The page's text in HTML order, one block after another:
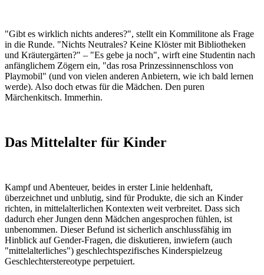
"Gibt es wirklich nichts anderes?", stellt ein Kommilitone als Frage
in die Runde. "Nichts Neutrales? Keine Klöster mit Bibliotheken
und Kräutergärten?" – "Es gebe ja noch", wirft eine Studentin nach
anfänglichem Zögern ein, "das rosa Prinzessinnenschloss von
Playmobil" (und von vielen anderen Anbietern, wie ich bald lernen
werde). Also doch etwas für die Mädchen. Den puren
Märchenkitsch. Immerhin.
Das Mittelalter für Kinder
Kampf und Abenteuer, beides in erster Linie heldenhaft,
überzeichnet und unblutig, sind für Produkte, die sich an Kinder
richten, in mittelalterlichen Kontexten weit verbreitet. Dass sich
dadurch eher Jungen denn Mädchen angesprochen fühlen, ist
unbenommen. Dieser Befund ist sicherlich anschlussfähig im
Hinblick auf Gender-Fragen, die diskutieren, inwiefern (auch
"mittelalterliches") geschlechtspezifisches Kinderspielzeug
Geschlechterstereotype perpetuiert.